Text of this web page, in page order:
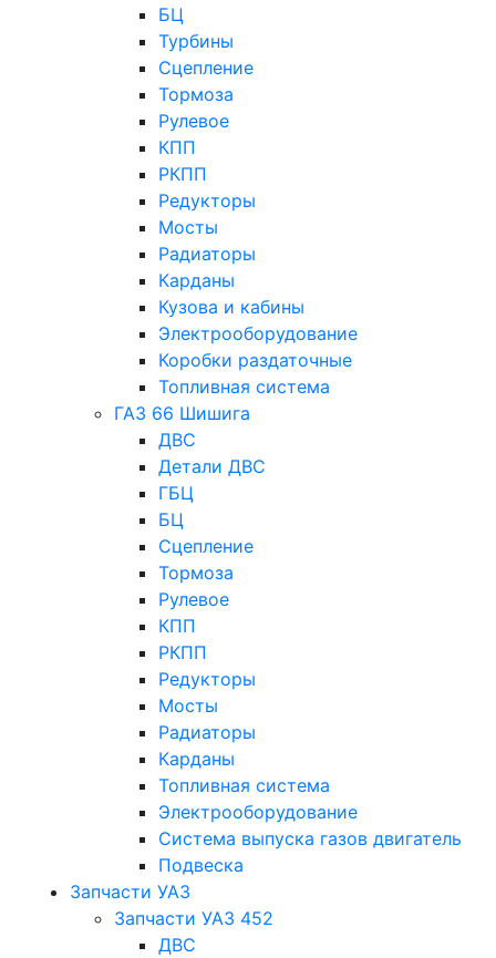
БЦ
Турбины
Сцепление
Тормоза
Рулевое
КПП
РКПП
Редукторы
Мосты
Радиаторы
Карданы
Кузова и кабины
Электрооборудование
Коробки раздаточные
Топливная система
ГАЗ 66 Шишига
ДВС
Детали ДВС
ГБЦ
БЦ
Сцепление
Тормоза
Рулевое
КПП
РКПП
Редукторы
Мосты
Радиаторы
Карданы
Топливная система
Электрооборудование
Система выпуска газов двигатель
Подвеска
Запчасти УАЗ
Запчасти УАЗ 452
ДВС